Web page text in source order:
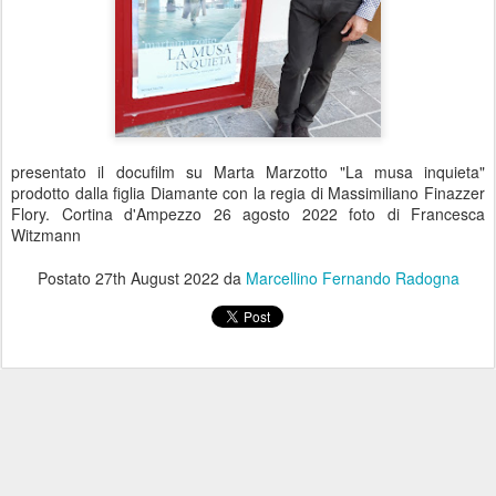
presentato il docufilm su Marta Marzotto "La musa inquieta"
prodotto dalla figlia Diamante con la regia di Massimiliano Finazzer
Flory. Cortina d'Ampezzo 26 agosto 2022 foto di Francesca
Witzmann
Postato 27th August 2022 da Marcellino Fernando Radogna